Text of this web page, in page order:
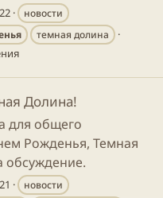
новости
темная долина
Долина!
для общего
Рожденья, Темная
обсуждение.
новости